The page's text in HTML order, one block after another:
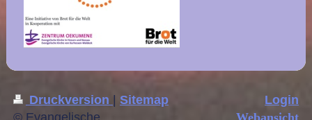
Druckversion | Sitemap
© Evangelische
Login
Webansicht